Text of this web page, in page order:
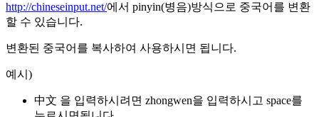
http://chineseinput.net/에서 pinyin(병음)방식으로 중국어를 변환
할 수 있습니다.
변환된 중국어를 복사하여 사용하시면 됩니다.
예시)
中文 을 입력하시려면 zhongwen을 입력하시고 space를